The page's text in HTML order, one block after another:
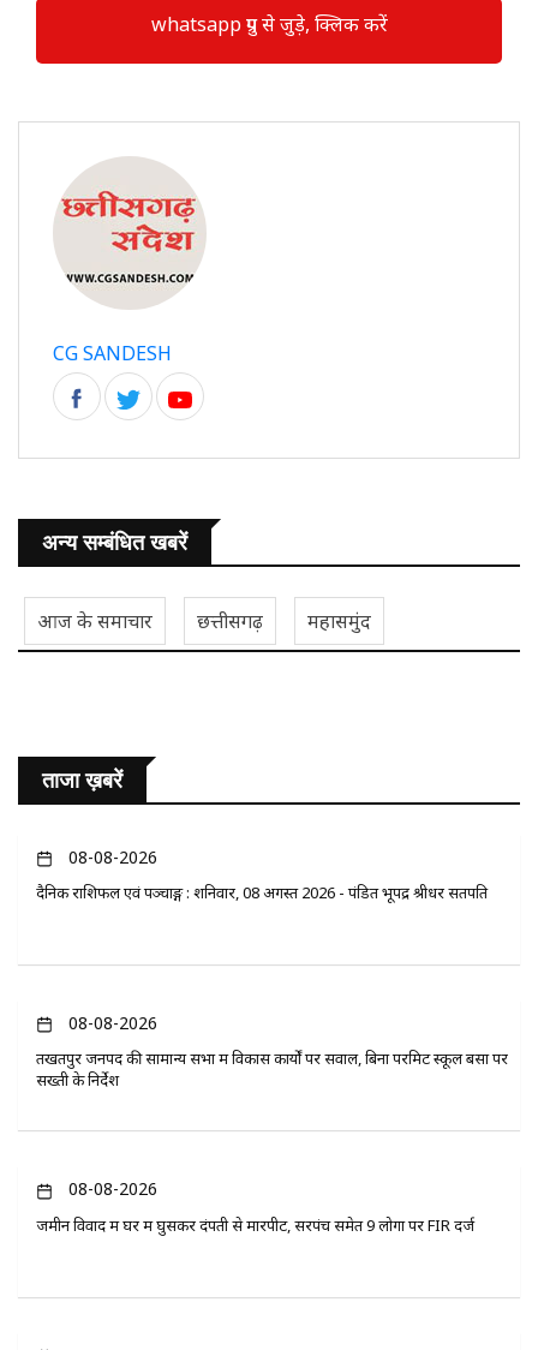
whatsapp ग्रुप से जुड़े, क्लिक करें
CG SANDESH
अन्य सम्बंधित खबरें
आज के समाचार छत्तीसगढ़ महासमुंद
ताजा ख़बरें
08-08-2026
दैनिक राशिफल एवं पञ्चाङ्ग : शनिवार, 08 अगस्त 2026 - पंडित भूपेंद्र श्रीधर सतपति
08-08-2026
तखतपुर जनपद की सामान्य सभा में विकास कार्यों पर सवाल, बिना परमिट स्कूल बसों पर
सख्ती के निर्देश
08-08-2026
जमीन विवाद में घर में घुसकर दंपती से मारपीट, सरपंच समेत 9 लोगों पर FIR दर्ज